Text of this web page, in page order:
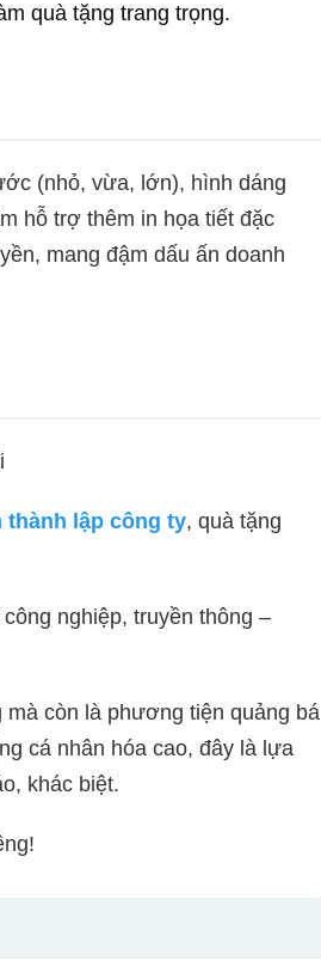
quà tặng trang trọng.
(nhỏ, vừa, lớn), hình dáng
hỗ trợ thêm in họa tiết đặc
mang đậm dấu ấn doanh
thành lập công ty, quà tặng
nghiệp, truyền thông –
còn là phương tiện quảng bá
cá nhân hóa cao, đây là lựa
khác biệt.